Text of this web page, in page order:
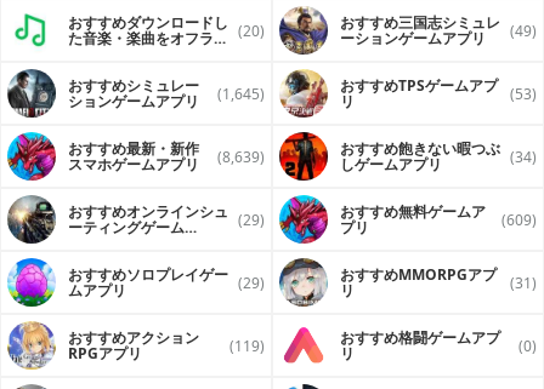
おすすめダウンロードし
た音楽・楽曲をオフライ (20) おすすめ三国志シミュレ
ーションゲームアプリ (49)
おすすめシミュレー
ションゲームアプリ (1,645) おすすめTPSゲームアプ
リ (53)
おすすめ最新・新作
スマホゲームアプリ (8,639) おすすめ飽きない暇つぶ
しゲームアプリ (34)
おすすめオンラインシュ
ーティングゲーム (29) おすすめ無料ゲームア
プリ (609)
おすすめソロプレイゲー
ムアプリ (29) おすすめ MMORPGアプ
リ (31)
おすすめアクション
RPGアプリ (119) おすすめ格闘ゲームアプ
リ (0)